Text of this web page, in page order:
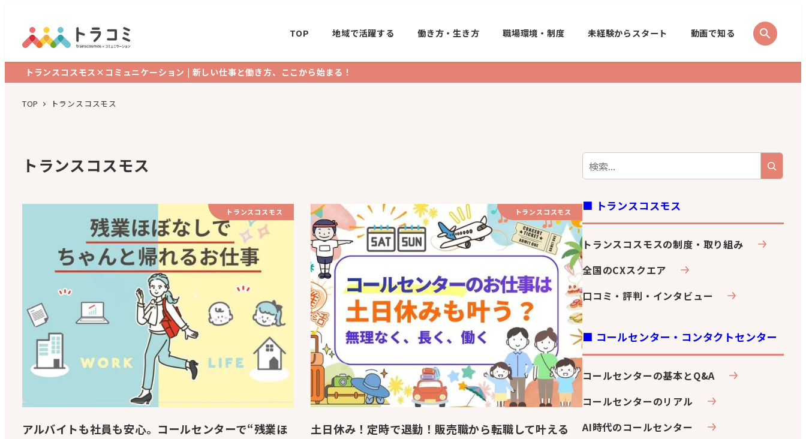
TOP 地域で活躍する 働き方・生き方 職場環境・制度 未経験からスタート 動画で知る search
トランスコスモス×コミュニケーション | 新しい仕事と働き方、ここから始まる！
TOP トランスコスモス
トランスコスモス
トランスコスモス
アルバイトも社員も安心。コールセンターで“残業ほ
トランスコスモス
土日休み！定時で退勤！販売職から転職して叶える
■ トランスコスモス
トランスコスモスの制度・取り組み
全国のCXスクエア
口コミ・評判・インタビュー
■ コールセンター・コンタクトセンター
コールセンターの基本とQ&A
コールセンターのリアル
AI時代のコールセンター